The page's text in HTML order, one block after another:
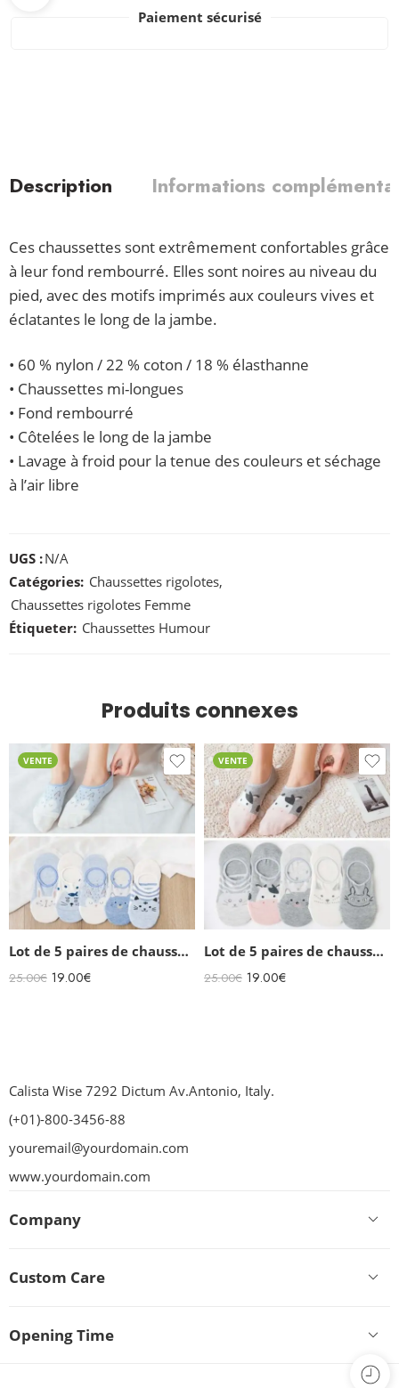
Paiement sécurisé
Description Informations
Ces chaussettes sont extrêmement confortables grâce
à leur fond rembourré. Elles sont noires au niveau du
pied, avec des motifs imprimés aux couleurs vives et
éclatantes le long de la jambe.
• 60 % nylon / 22 % coton / 18 % élasthanne
• Chaussettes mi-longues
• Fond rembourré
• Côtelées le long de la jambe
• Lavage à froid pour la tenue des couleurs et séchage
à l’air libre
UGS :N/A
Catégories: Chaussettes rigolotes,
Chaussettes rigolotes Femme
Étiqueter: Chaussettes Humour
Produits connexes
VENTE
Lot de 5 paires de chaussettes invisibles Kawaii
25.00€ 19.00€
VENTE
Lot de 5 paires de chaussettes femme invisibles Animaux
25.00€ 19.00€
Calista Wise 7292 Dictum Av.Antonio, Italy.
(+01)-800-3456-88
youremail@yourdomain.com
www.yourdomain.com
Company
Custom Care
Opening Time